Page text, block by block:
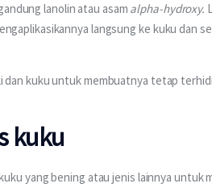
lanolin atau asam alpha-hydroxy.
langsung ke kuku dan
dan kuku untuk membuatnya tetap
kuku
yang bening atau jenis lainnya untuk